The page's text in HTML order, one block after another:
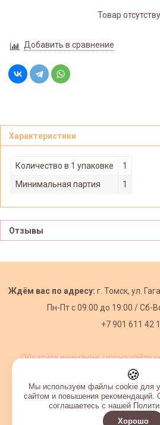
Товар
Добавить в сравнение
Характеристики
Количество в 1 упаковке
1
Минимальная партия
1
Отзывы
Ждём вас по адресу: г. Томск, ул.
Пн-Пт с09:00 до 19:00 /Сб-
+7 901 611 42
Обратите внимание, что на сайте
🍪
Мы используем файлы cookie для
сайтом и повышения рекомендаций.
соглашаетесь с нашей
Хорошо